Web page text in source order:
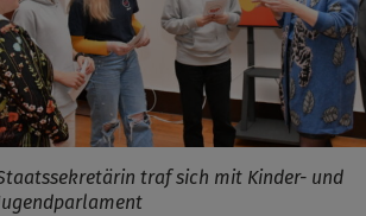
traf sich mit Kinder- und